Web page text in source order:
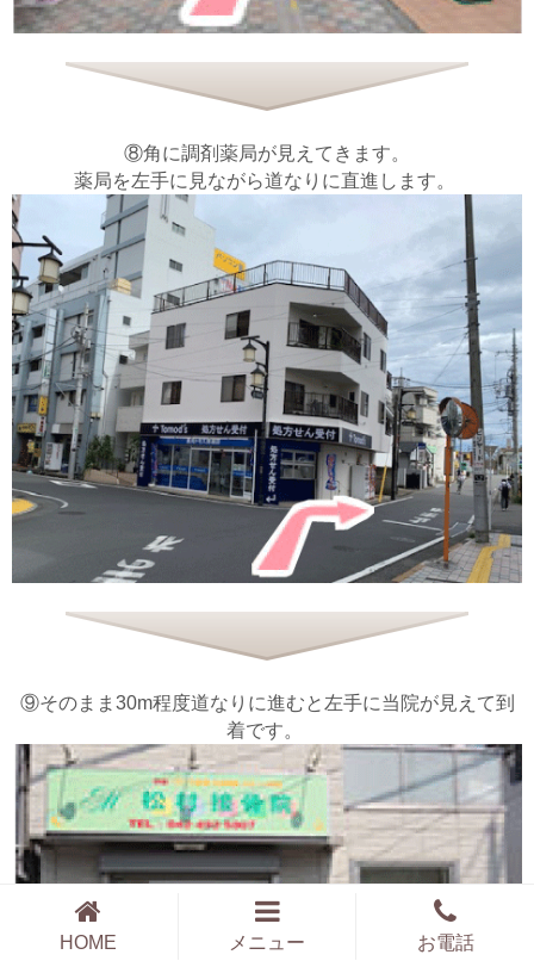
⑧角に調剤薬局が見えてきます。
薬局を左手に見ながら道なりに直進します。
⑨そのまま30m程度道なりに進むと左手に当院が見えて到
着です。
HOME メニュー お電話